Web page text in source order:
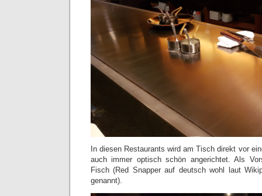
In diesen Restaurants wird am Tisch direkt vor
auch immer optisch schön angerichtet. Als
Fisch (Red Snapper auf deutsch wohl laut
genannt).